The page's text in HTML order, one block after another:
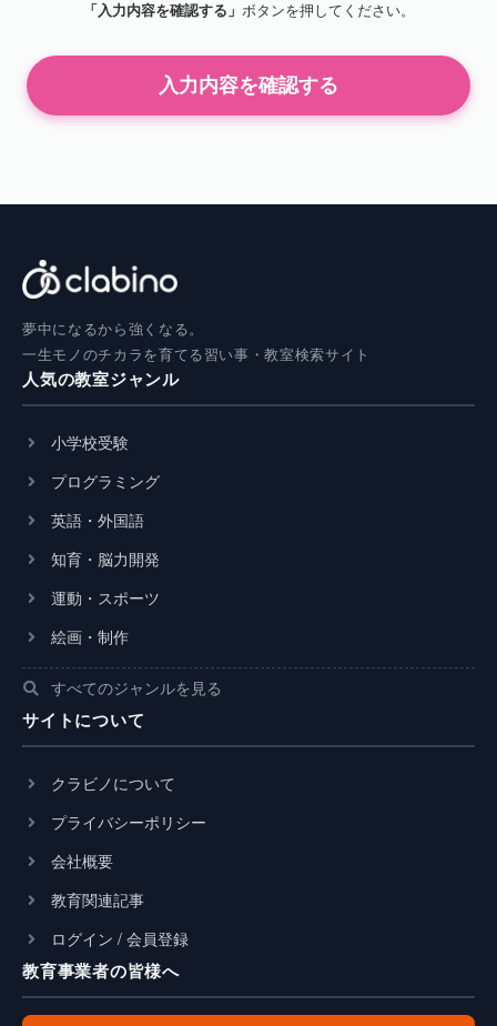
「入力内容を確認する」 ボタンを押してください。
入力内容を確認する
夢中になるから強くなる。
一生モノのチカラを育てる習い事・教室検索サイト
人気の教室ジャンル
小学校受験
プログラミング
英語・外国語
知育・脳力開発
運動・スポーツ
絵画・制作
すべてのジャンルを見る
サイトについて
クラビノについて
プライバシーポリシー
会社概要
教育関連記事
ログイン / 会員登録
教育事業者の皆様へ